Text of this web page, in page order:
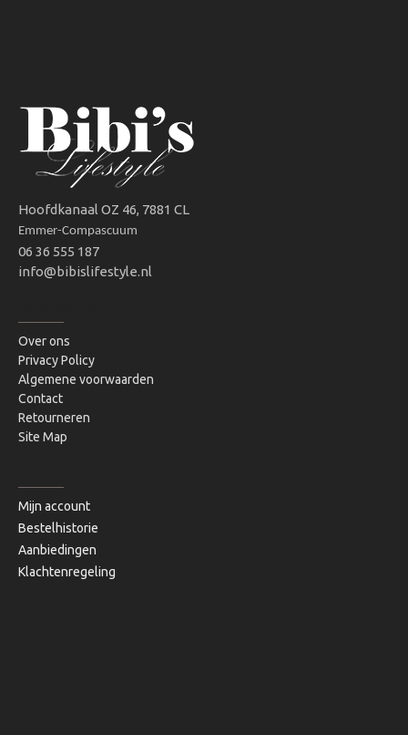
Hoofdkanaal OZ 46, 7881 CL
Emmer-Compascuum
06 36 555 187
info@bibislifestyle.nl
Over ons
Privacy Policy
Algemene voorwaarden
Contact
Retourneren
Site Map
Mijn account
Bestelhistorie
Aanbiedingen
Klachtenregeling